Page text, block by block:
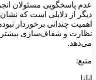
عدم پاسخگویی مسئولان
دیگر از دلایلی است که
اهمیت چندانی برخوردار
نظارت و شفاف‌سازی بیشتر
می‌دهد.
منبع: